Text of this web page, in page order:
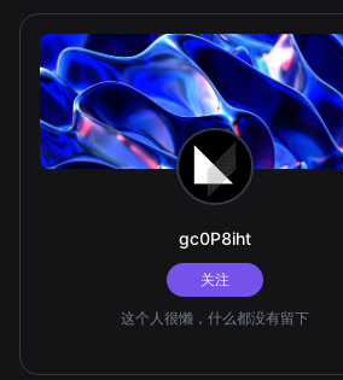
gc0P8iht
关注
这个人很懒，什么都没有留下